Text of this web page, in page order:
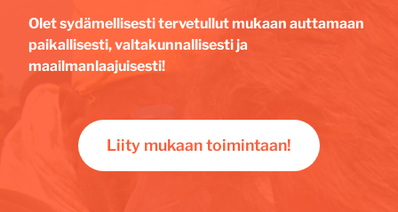
Olet sydämellisesti tervetullut mukaan auttamaan
paikallisesti, valtakunnallisesti ja
maailmanlaajuisesti!
Liity mukaan toimintaan!